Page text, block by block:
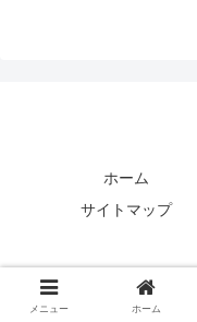
ホーム
サイトマップ
メニュー ホーム